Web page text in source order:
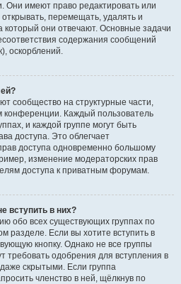
Они имеют право редактировать или
перемещать, удалять и
они отвечают. Основные задачи
содержания сообщений
оскорблений.
сообщество на структурные части,
Каждый пользователь
и каждой группе могут быть
доступа. Это облегчает
доступа одновременно большому
изменение модераторских прав
доступа к приватным форумам.
вступить в них?
обо всех существующих группах по
разделе. Если вы хотите вступить в
кнопку. Однако не все группы
требовать одобрения для вступления в
скрытыми. Если группа
членство в ней, щёлкнув по